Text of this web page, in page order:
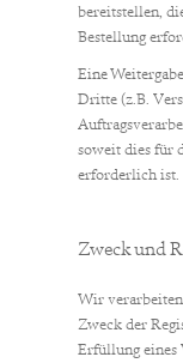
bereitstellen,
Bestellung
Eine
Dritte (z.B.
soweit dies für
erforderlich ist.
Zweck und
Wir
Zweck der
Erfüllung eines